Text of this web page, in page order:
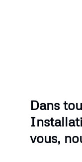
Dans
vous,